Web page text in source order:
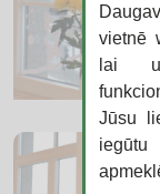
vietnē
lai
Jūsu